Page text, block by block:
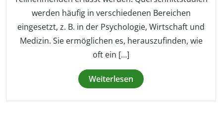
werden häufig in verschiedenen Bereichen
eingesetzt, z. B. in der Psychologie, Wirtschaft und
Medizin. Sie ermöglichen es, herauszufinden, wie
oft ein […]
Weiterlesen